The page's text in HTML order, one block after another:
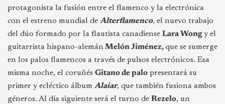
protagonista la fusión entre el flamenco y la electrónica
con el estreno mundial de Alterflamenco, el nuevo trabajo
del dúo formado por la flautista canadiense Lara Wongy el
guitarrista hispano-alemánMelón Jiménez,que se sumerge
en los palos flamencos a través de pulsos electrónicos. Esa
misma noche, el coruñés Gitano de palo presentará su
primer y ecléctico álbum Alaiar, que también fusiona ambos
géneros. Al día siguiente será el turno de Rezelo, un